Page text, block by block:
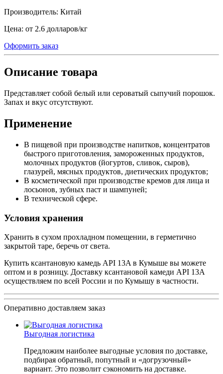
Производитель: Китай
Цена: от 2.6 долларов/кг
Оформить заказ
Описание товара
Представляет собой белый или сероватый сыпучий порошок.
Запах и вкус отсутствуют.
Применение
В пищевой при производстве напитков, концентратов
быстрого приготовления, замороженных продуктов,
молочных продуктов (йогуртов, сливок, сыров),
глазурей, мясных продуктов, диетических продуктов;
В косметической при производстве кремов для лица и
лосьонов, зубных паст и шампуней;
В технической сфере.
Условия хранения
Хранить в сухом прохладном помещении, в герметично
закрытой таре, беречь от света.
Купить ксантановую камедь API 13A в Кумыше вы можете
оптом и в розницу. Доставку ксантановой камеди API 13A
осуществляем по всей России и по Кумышу в частности.
Оперативно доставляем заказ
Выгодная логистика
Предложим наиболее выгодные условия по доставке,
подбирая обратный, попутный и «догрузочный»
вариант. Это позволит сэкономить на доставке.